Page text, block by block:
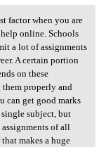
factor when you are
online. Schools
a lot of assignments
A certain portion
on these
properly and
can get good marks
subject, but
of all
makes a huge